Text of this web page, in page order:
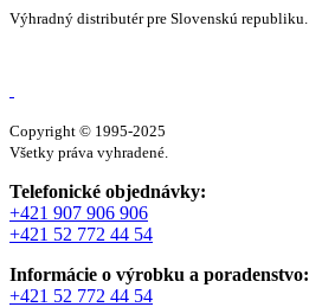
Výhradný distributér pre Slovenskú republiku.
Copyright © 1995-2025
Všetky práva vyhradené.
Telefonické objednávky:
+421 907 906 906
+421 52 772 44 54
Informácie o výrobku a poradenstvo:
+421 52 772 44 54